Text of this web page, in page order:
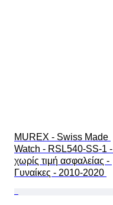
MUREX - Swiss Made
Watch - RSL540-SS-1 -
χωρίς τιμή ασφαλείας -
Γυναίκες - 2010-2020